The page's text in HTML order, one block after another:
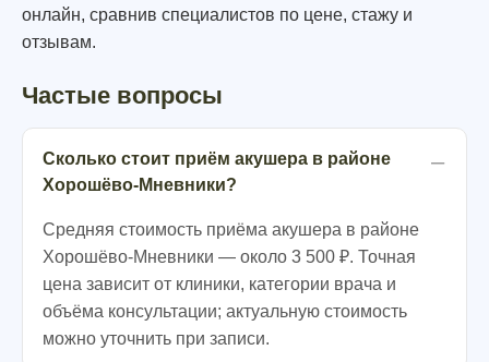
онлайн, сравнив специалистов по цене, стажу и
отзывам.
Частые вопросы
Сколько стоит приём акушера в районе
Хорошёво-Мневники?
Средняя стоимость приёма акушера в районе
Хорошёво-Мневники — около 3 500 ₽. Точная
цена зависит от клиники, категории врача и
объёма консультации; актуальную стоимость
можно уточнить при записи.